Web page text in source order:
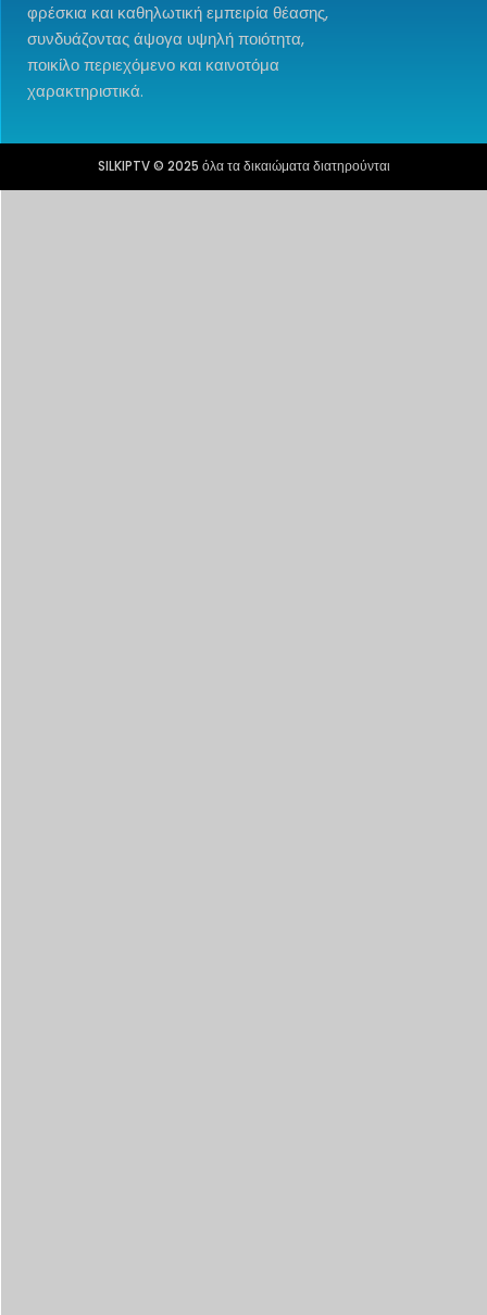
φρέσκια και καθηλωτική εμπειρία θέασης,
συνδυάζοντας άψογα υψηλή ποιότητα,
ποικίλο περιεχόμενο και καινοτόμα
χαρακτηριστικά.
SILKIPTV © 2025 όλα τα δικαιώματα διατηρούνται